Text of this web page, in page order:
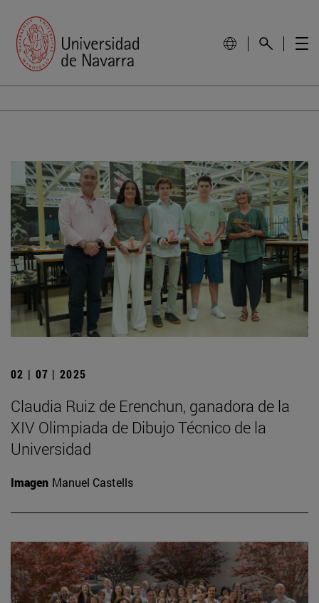
02 | 07 | 2025
Claudia Ruiz de Erenchun, ganadora de la
XIV Olimpiada de Dibujo Técnico de la
Universidad
Imagen Manuel Castells